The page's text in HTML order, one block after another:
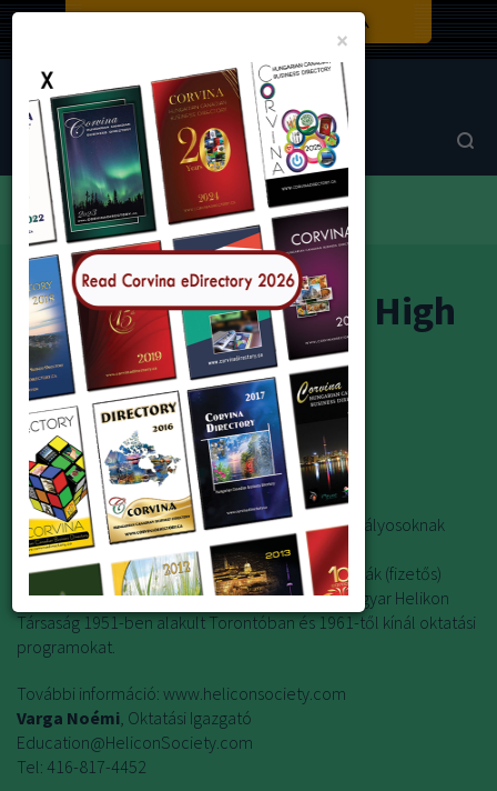
Corvina Directory Browse by category
Education
Helicon Hungarian High School
Helicon Hungarian High
School
HELICON Hungarian High School
Magyar Helikon Gimnázium
Magyar Helikon Társaság - Oktatási Programok
- Helikon gimnáziumi credit kurzusok 9-12-ik osztályosoknak
(ingyenes)
- Felnőtt magyar nyelvtanfolyamok es nyelvvizsgák (fizetős)
- Magyar kulturális programok egész évben A Magyar Helikon
Társaság 1951-ben alakult Torontóban és 1961-től kínál oktatási
programokat.
További információ: www.heliconsociety.com
Varga Noémi , Oktatási Igazgató
Education@HeliconSociety.com
Tel: 416-817-4452
× Close